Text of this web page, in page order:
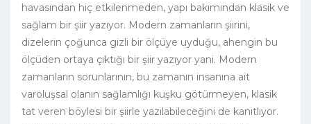
havasından hiç etkilenmeden, yapı bakımından klasik ve
sağlam bir şiir yazıyor. Modern zamanların şiirini,
dizelerin çoğunca gizli bir ölçüye uyduğu, ahengin bu
ölçüden ortaya çıktığı bir şiir yazıyor yani. Modern
zamanların sorunlarının, bu zamanın insanına ait
varoluşsal olanın sağlamlığı kuşku götürmeyen, klasik
tat veren böylesi bir şiirle yazılabileceğini de kanıtlıyor.